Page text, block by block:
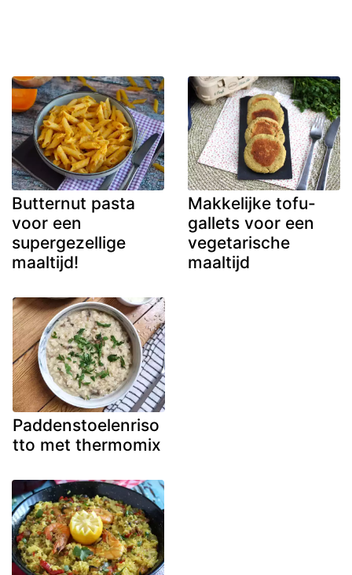
Butternut pasta
voor een
supergezellige
maaltijd!
Makkelijke tofu-
gallets voor een
vegetarische
maaltijd
Paddenstoelenriso
tto met thermomix